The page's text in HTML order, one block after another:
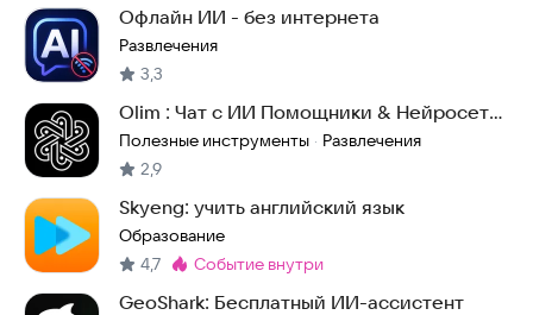
Офлайн ИИ - без интернета
Развлечения
3,3
Olim : Чат с ИИ Помощники & Нейросеть
5.5
Полезные инструменты · Развлечения
2,9
Skyeng: учить английский язык
Образование
4,7 Метка:
событие внутри
GeoShark: Бесплатный ИИ-ассистент